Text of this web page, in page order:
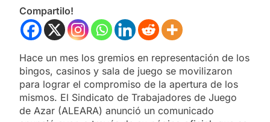
Compartilo!
Hace un mes los gremios en representación de los
bingos, casinos y sala de juego se movilizaron
para lograr el compromiso de la apertura de los
mismos. El Sindicato de Trabajadores de Juego
de Azar (ALEARA) anunció un comunicado